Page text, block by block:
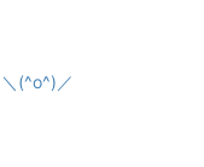
(^o^)／